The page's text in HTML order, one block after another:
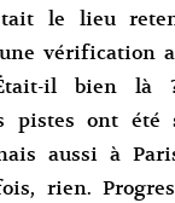
le lieu
vérification
il bien là
pistes ont été
aussi à
rien.